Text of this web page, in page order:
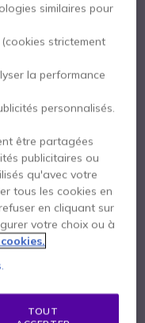
- 21
plus
similaires pour
strictement
la performance
personnalisés.
être partagées
publicitaires ou
qu'avec votre
tous les cookies en
en cliquant sur
votre choix ou à
TOUT